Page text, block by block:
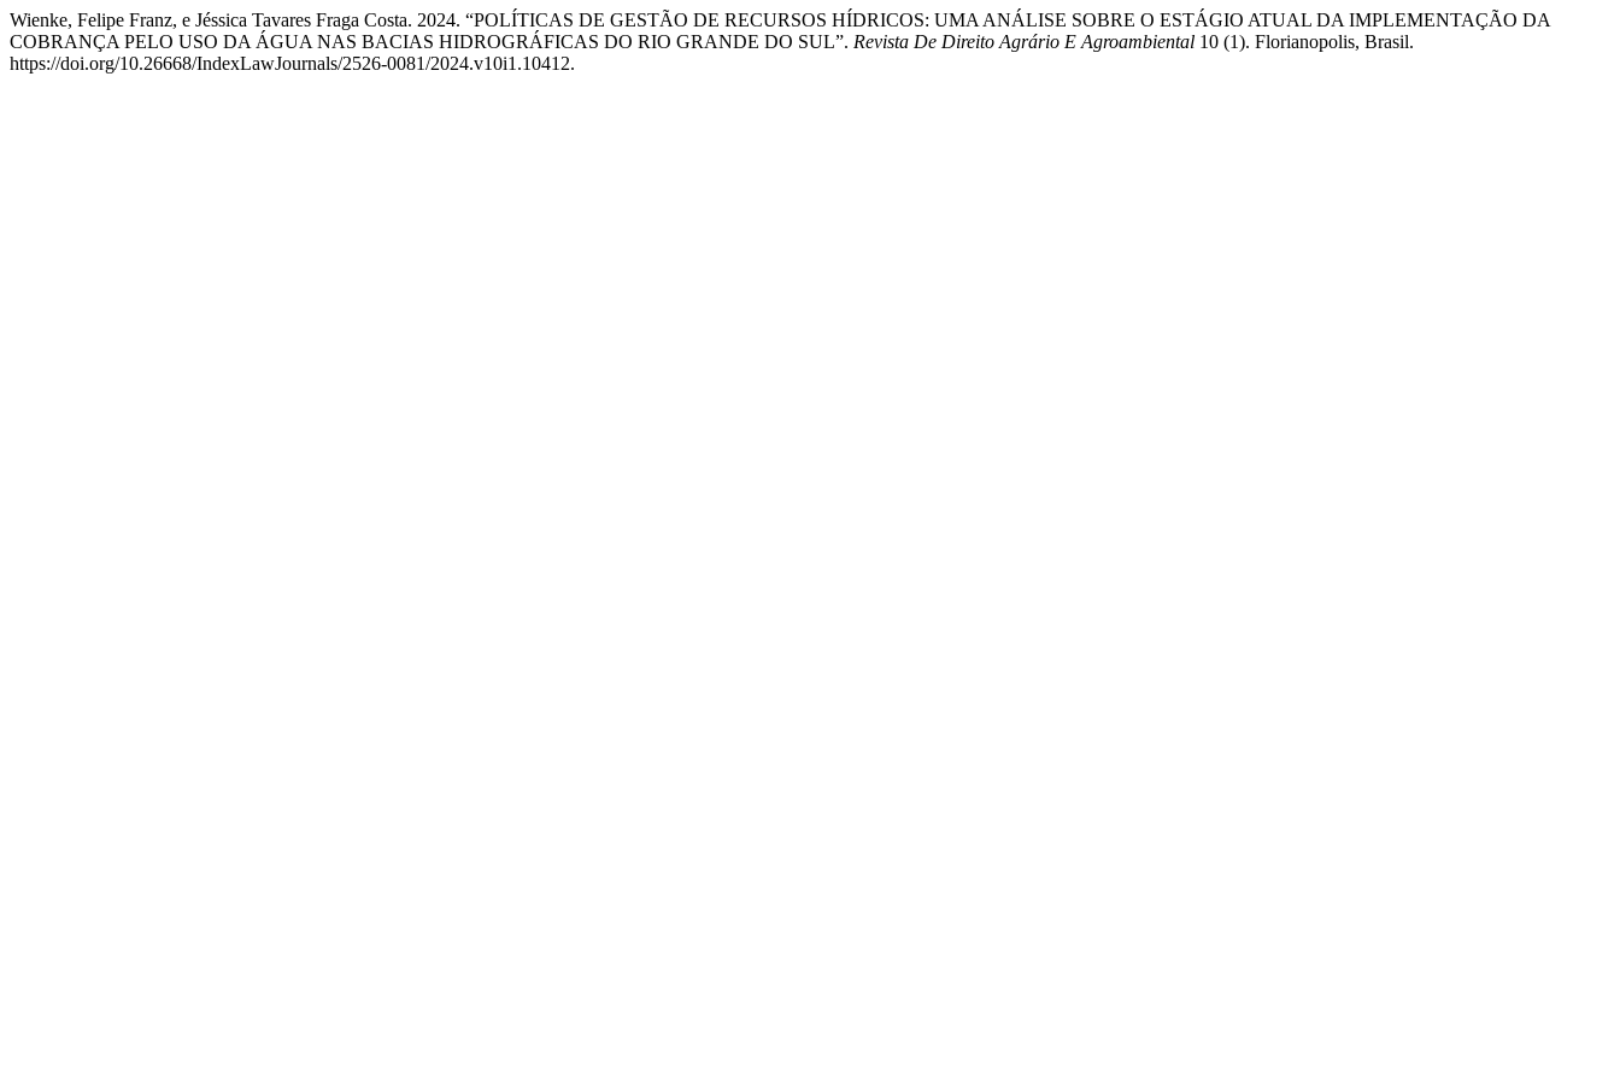
Wienke, Felipe Franz, e Jéssica Tavares Fraga Costa. 2024. “POLÍTICAS DE GESTÃO DE RECURSOS HÍDRICOS: UMA ANÁLISE SOBRE O ESTÁGIO ATUAL DA IMPLEMENTAÇÃO DA
COBRANÇA PELO USO DA ÁGUA NAS BACIAS HIDROGRÁFICAS DO RIO GRANDE DO SUL”. Revista De Direito Agrário E Agroambiental 10 (1). Florianopolis, Brasil.
https://doi.org/10.26668/IndexLawJournals/2526-0081/2024.v10i1.10412.